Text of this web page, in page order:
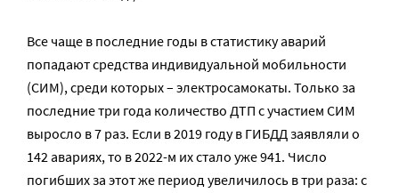
Все чаще в последние годы в статистику аварий
попадают средства индивидуальной мобильности
(СИМ), среди которых – электросамокаты. Только за
последние три года количество ДТП с участием СИМ
выросло в 7 раз. Если в 2019 году в ГИБДД заявляли о
142 авариях, то в 2022-м их стало уже 941. Число
погибших за этот же период увеличилось в три раза: с